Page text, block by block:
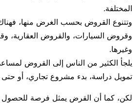
المختلفة.
وتتنوع القروض بحسب الغرض منها،
وقروض السيارات، والقروض العقارية،
وغيرها.
يلجأ الكثير من الناس إلى القروض
تمويل دراسة، بدء مشروع تجاري، أو
لكن، كما أن القرض يمثل فرصة للحصول